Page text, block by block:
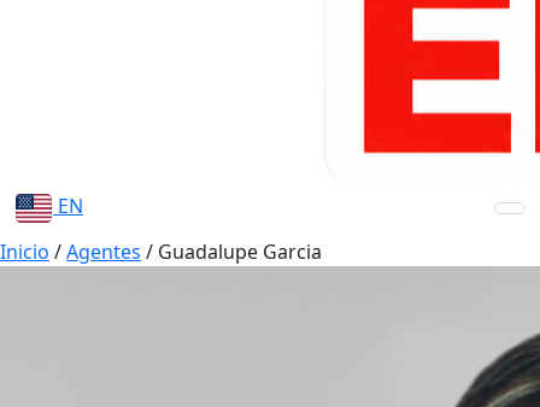
EN
Inicio /Agentes / Guadalupe Garcia